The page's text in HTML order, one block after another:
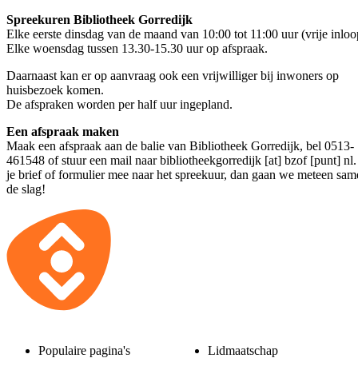
Spreekuren Bibliotheek Gorredijk
Elke eerste dinsdag van de maand van 10:00 tot 11:00 uur (vrije
Elke woensdag tussen 13.30-15.30 uur op afspraak.
Daarnaast kan er op aanvraag ook een vrijwilliger bij inwoners op
huisbezoek komen.
De afspraken worden per half uur ingepland.
Een afspraak maken
Maak een afspraak aan de balie van Bibliotheek Gorredijk, bel 0513-
461548 of stuur een mail naarbibliotheekgorredijk [at] bzof [punt] nl
je brief of formulier mee naar het spreekuur, dan gaan we meteen
de slag!
Populaire pagina's Lidmaatschap